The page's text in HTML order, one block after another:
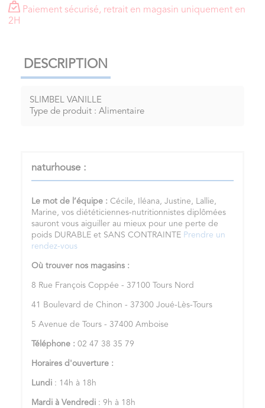
Paiement sécurisé, retrait en magasin uniquement en
2H
DESCRIPTION
SLIMBEL VANILLE
Type de produit : Alimentaire
naturhouse :
Le mot de l’équipe : Cécile, Iléana, Justine, Lallie,
Marine, vos diététiciennes-nutritionnistes diplômées
sauront vous aiguiller au mieux pour une perte de
poids DURABLE et SANS CONTRAINTE Prendre un
rendez-vous
Où trouver nos magasins :
8 Rue François Coppée - 37100 Tours Nord
41 Boulevard de Chinon - 37300 Joué-Lès-Tours
5 Avenue de Tours - 37400 Amboise
Téléphone : 02 47 38 35 79
Horaires d'ouverture :
Lundi : 14h à 18h
Mardi à Vendredi : 9h à 18h